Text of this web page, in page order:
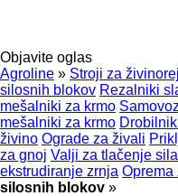
Objavite oglas
Agroline » Stroji za
silosnih blokov Rezalniki
mešalniki za krmo
mešalniki za krmo
živino Ograde za živali
za gnoj Valji za tlačenje
ekstrudiranje zrnja Oprema
silosnih blokov »